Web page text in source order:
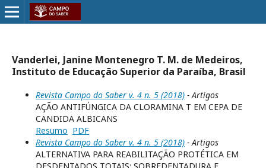
Vanderlei, Janine Montenegro T. M. de Medeiros,
Instituto de Educação Superior da Paraíba, Brasil
Revista Campo do Saber v. 4 n. 5 (2018) - Artigos
AÇÃO ANTIFÚNGICA DA CLORAMINA T EM CEPA DE
CANDIDA ALBICANS
Resumo PDF
Revista Campo do Saber v. 4 n. 5 (2018) - Artigos
ALTERNATIVA PARA REABILITAÇÃO PROTÉTICA EM